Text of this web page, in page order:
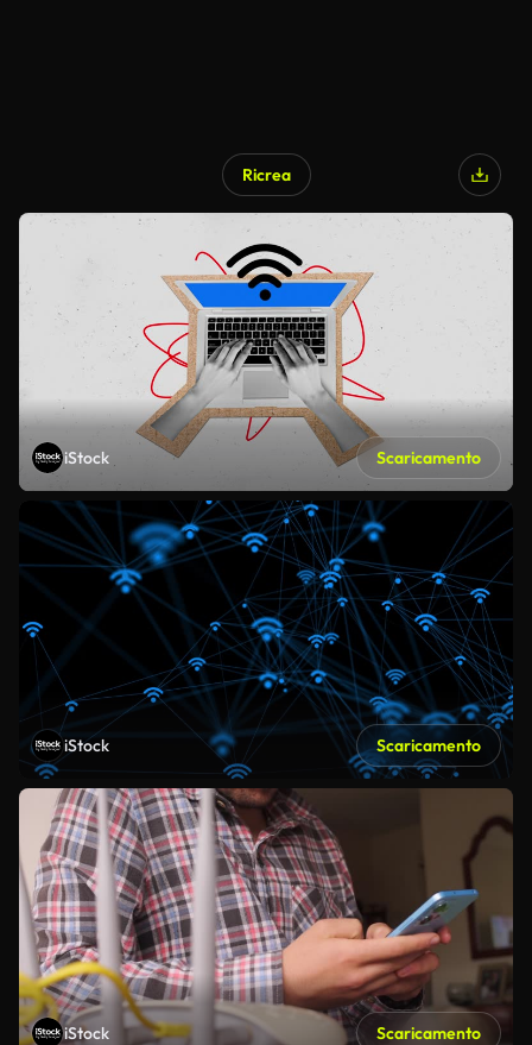
Ricrea
iStock Scaricamento
iStock Scaricamento
iStock Scaricamento